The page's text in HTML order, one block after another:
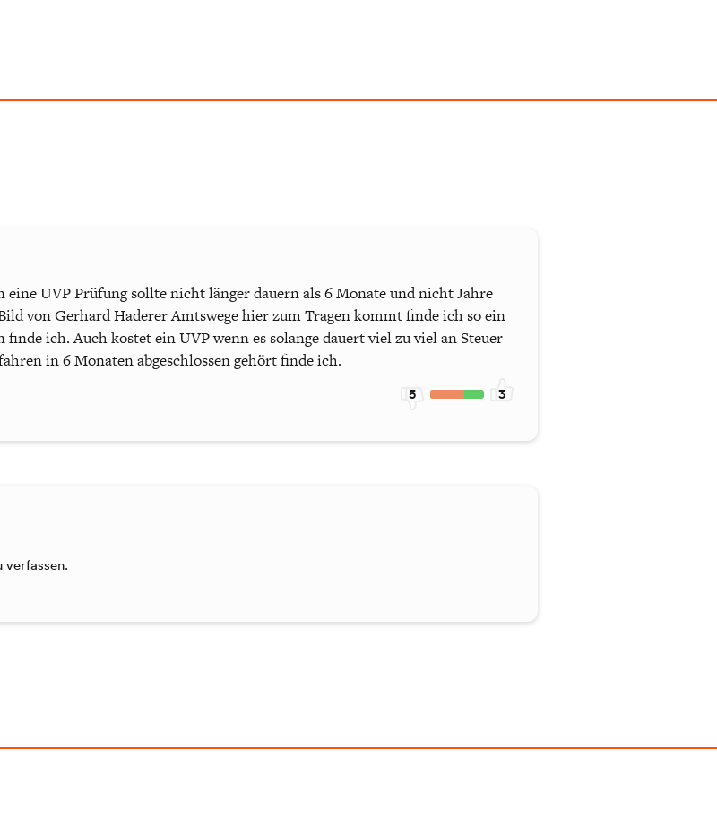
eine UVP Prüfung sollte nicht länger dauern als 6 Monate und nicht Jahre
von Gerhard Haderer Amtswege hier zum Tragen kommt finde ich so ein
ich. Auch kostet ein UVP wenn es solange dauert viel zu viel an Steuer
in 6 Monaten abgeschlossen gehört finde ich.
5 3
verfassen.